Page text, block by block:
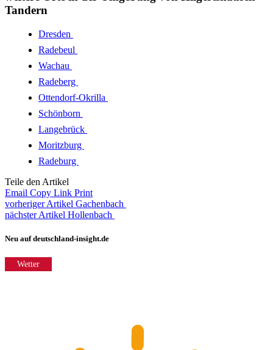
Tandern
Dresden
Radebeul
Wachau
Radeberg
Ottendorf-Okrilla
Schönborn
Langebrück
Moritzburg
Radeburg
Teile den Artikel
Email Copy Link Print
vorheriger Artikel Gachenbach
nächster Artikel Hollenbach
Neu auf deutschland-insight.de
Wetter